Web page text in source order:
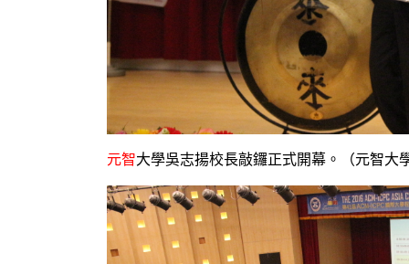
元智大學吳志揚校長敲鑼正式開幕。（元智大